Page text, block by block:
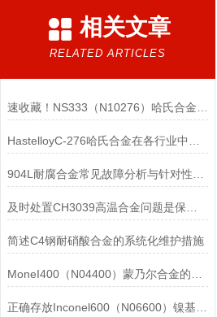
相关文章
RELATED ARTICLES
简述C4钢耐硝酸合金的系统化维护措施
正确存放Inconel600（N06600）镍基合金的重要性介绍